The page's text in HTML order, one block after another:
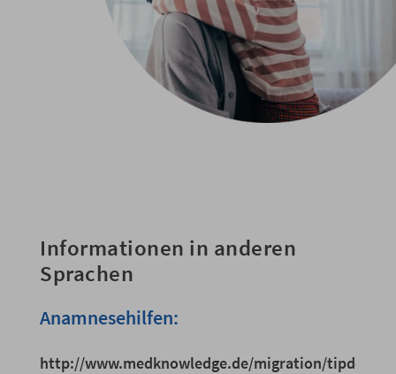
Informationen in anderen
Sprachen
Anamnesehilfen:
http://www.medknowledge.de/migration/tipdoc/